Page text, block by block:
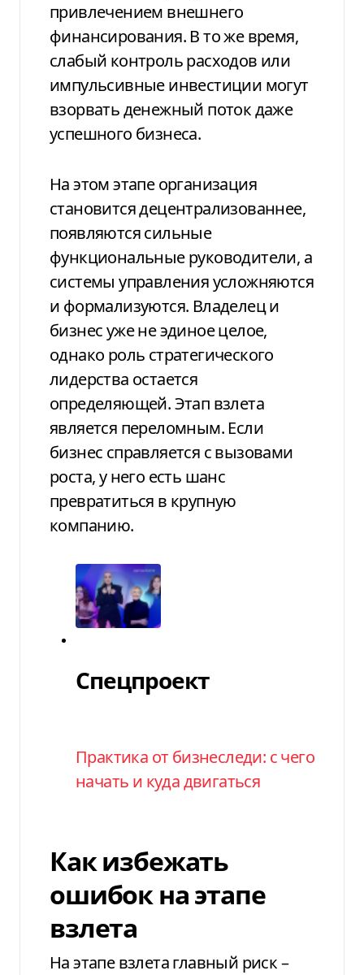
привлечением внешнего
финансирования. В то же время,
слабый контроль расходов или
импульсивные инвестиции могут
взорвать денежный поток даже
успешного бизнеса.
На этом этапе организация
становится децентрализованнее,
появляются сильные
функциональные руководители, а
системы управления усложняются
и формализуются. Владелец и
бизнес уже не эдиное целое,
однако роль стратегического
лидерства остается
определяющей. Этап взлета
является переломным. Если
бизнес справляется с вызовами
роста, у него есть шанс
превратиться в крупную
компанию.
Категория
СпецпроектСпецпроект
Практика от бизнеследи: с чего
начать и куда двигаться
Как избежать
ошибок на этапе
взлета
На этапе взлета главный риск –